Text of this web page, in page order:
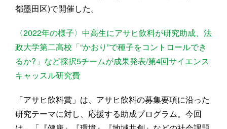
都墨田区)で開催した。
〈2022年の様子〉中高生にアサヒ飲料が研究助成、法
政大学第二高校「“かおり”で種子をコントロールでき
るか?」など採択5チームが成果発表/第4回サイエンス
キャッスル研究費
「アサヒ飲料賞」は、アサヒ飲料の募集要項に沿った
研究テーマに対し、応援する助成プログラム。今回